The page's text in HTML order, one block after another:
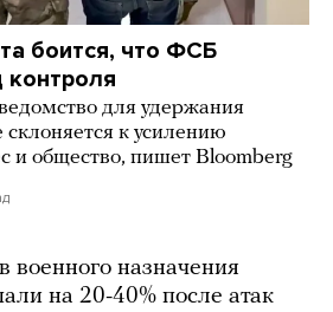
боится, что ФСБ
контроля
для удержания
к усилению
и общество, пишет Bloomberg
военного назначения
на 20-40% после атак